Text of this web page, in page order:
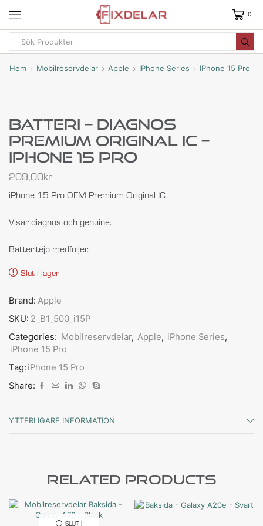
0
Hem Mobilreservdelar Apple IPhone Series IPhone 15 Pro
Batteri – Diagnos
Premium Original IC –
IPhone 15 Pro
209,00kr
iPhone 15 Pro OEM Premium Original IC
Visar diagnos och genuine.
Batteritejp medföljer.
Slut i lager
Brand: Apple
SKU: 2_B1_500_i15P
Categories: Mobilreservdelar, Apple, iPhone Series,
iPhone 15 Pro
Tag: iPhone 15 Pro
Share:
YTTERLIGARE INFORMATION
Related Products
SLUT I